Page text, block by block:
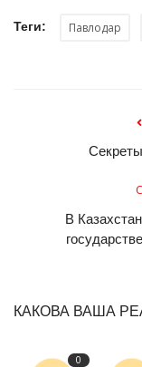
Теги: Павлодар
В
КАКОВА ВАША
0